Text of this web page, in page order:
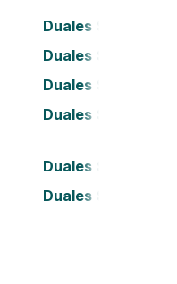
Duales Studium
Duales Studium
Duales Studium
Duales Studium
Duales Studium
Duales Studium